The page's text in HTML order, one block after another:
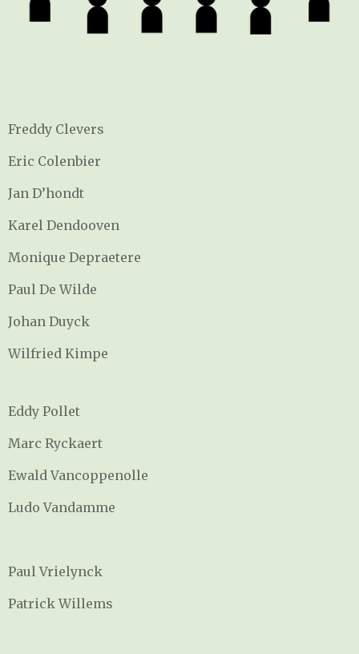
Freddy Clevers
Eric Colenbier
Jan D’hondt
Karel Dendooven
Monique Depraetere
Paul De Wilde
Johan Duyck
Wilfried Kimpe
Eddy Pollet
Marc Ryckaert
Ewald Vancoppenolle
Ludo Vandamme
Paul Vrielynck
Patrick Willems